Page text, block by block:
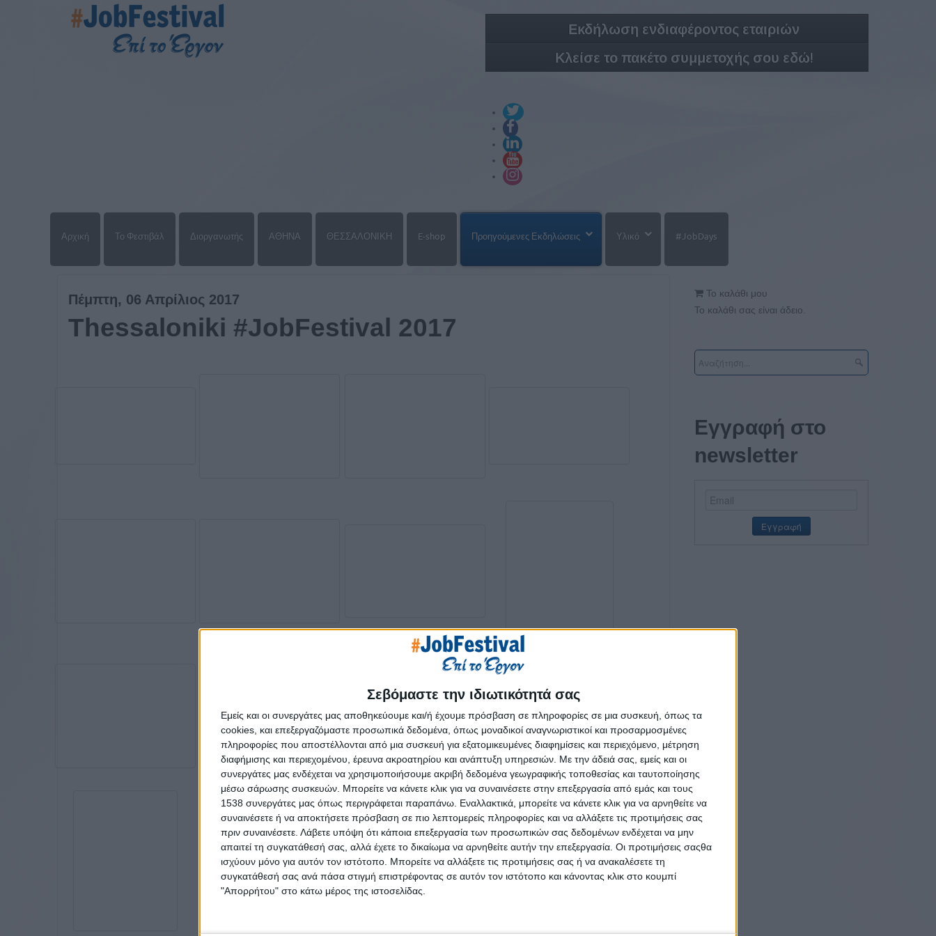
Σεβόμαστε την ιδιωτικότητά σας
Εμείς και οι συνεργάτες μας αποθηκεύουμε και/ή έχουμε πρόσβαση σε πληροφορίες σε μια συσκευή, όπως τα
cookies, και επεξεργαζόμαστε προσωπικά δεδομένα, όπως μοναδικοί αναγνωριστικοί και προσαρμοσμένες
πληροφορίες που αποστέλλονται από μια συσκευή για εξατομικευμένες διαφημίσεις και περιεχόμενο, μέτρηση
διαφήμισης και περιεχομένου, έρευνα ακροατηρίου και ανάπτυξη υπηρεσιών. Με την άδειά σας, εμείς και οι
συνεργάτες μας ενδέχεται να χρησιμοποιήσουμε ακριβή δεδομένα γεωγραφικής τοποθεσίας και ταυτοποίησης
μέσω σάρωσης συσκευών. Μπορείτε να κάνετε κλικ για να συναινέσετε στην επεξεργασία από εμάς και τους
1538 συνεργάτες μας όπως περιγράφεται παραπάνω. Εναλλακτικά, μπορείτε να κάνετε κλικ για να αρνηθείτε να
συναινέσετε ή να αποκτήσετε πρόσβαση σε πιο λεπτομερείς πληροφορίες και να αλλάξετε τις προτιμήσεις σας
πριν συναινέσετε. Λάβετε υπόψη ότι κάποια επεξεργασία των προσωπικών σας δεδομένων ενδέχεται να μην
απαιτεί τη συγκατάθεσή σας, αλλά έχετε το δικαίωμα να αρνηθείτε αυτήν την επεξεργασία. Οι προτιμήσεις σαςθα
ισχύουν μόνο για αυτόν τον ιστότοπο. Μπορείτε να αλλάξετε τις προτιμήσεις σας ή να ανακαλέσετε τη
συγκατάθεσή σας ανά πάσα στιγμή επιστρέφοντας σε αυτόν τον ιστότοπο και κάνοντας κλικ στο κουμπί
"Απορρήτου" στο κάτω μέρος της ιστοσελίδας.
Εκδήλωση ενδιαφέροντος εταιριών
Κλείσε το πακέτο συμμετοχής σου εδώ!
Αρχική Το Φεστιβάλ Διοργανωτής ΑΘΗΝΑ ΘΕΣΣΑΛΟΝΙΚΗ E-shop Προηγούμενες Εκδηλώσεις Υλικό #JobDays
Πέμπτη, 06 Απρίλιος 2017
Thessaloniki #JobFestival 2017
Το καλάθι μου
Το καλάθι σας είναι άδειο.
Εγγραφή στο
newsletter